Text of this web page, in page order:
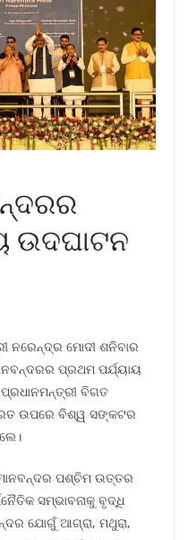
ଉଦଘାଟନ
ନରେନ୍ଦ୍ର ମୋଦୀ ଶନିବାର
ପ୍ରଥମ ପର୍ଯ୍ୟାୟ
ବିଗତ
ଉପରେ ବିଶ୍ୱ ସଙ୍କଟର
ପଶ୍ଚିମ ଉତ୍ତର
ସମ୍ଭାବନାକୁ ବୃଦ୍ଧି
ଯୋଗୁଁ ଆଗ୍ରା, ମଥୁରା,